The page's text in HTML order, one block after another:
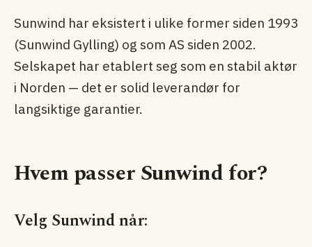
Sunwind har eksistert i ulike former siden 1993
(Sunwind Gylling) og som AS siden 2002.
Selskapet har etablert seg som en stabil aktør
i Norden — det er solid leverandør for
langsiktige garantier.
Hvem passer Sunwind for?
Velg Sunwind når: